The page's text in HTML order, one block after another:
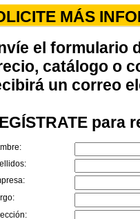
MÁS
el formulario
catálogo o
un correo
para